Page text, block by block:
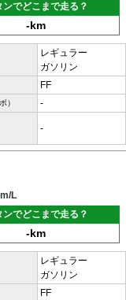
ンでどこまで走る？
-km
レギュラー
ガソリン
FF
） -
-
L
ンでどこまで走る？
-km
レギュラー
ガソリン
FF